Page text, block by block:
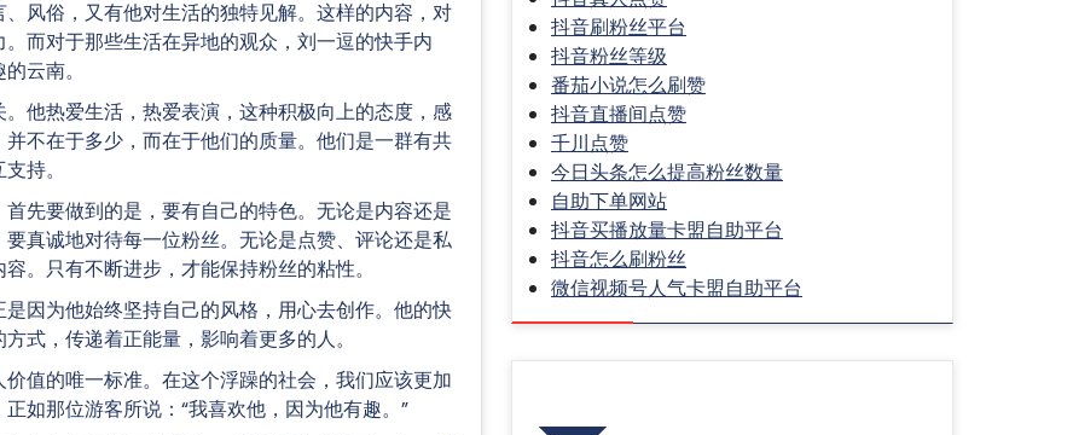
风俗，又有他对生活的独特见解。这样的内容，对
而对于那些生活在异地的观众，刘一逗的快手内
云南。
他热爱生活，热爱表演，这种积极向上的态度，感
不在于多少，而在于他们的质量。他们是一群有共
持。
先要做到的是，要有自己的特色。无论是内容还是
真诚地对待每一位粉丝。无论是点赞、评论还是私
。只有不断进步，才能保持粉丝的粘性。
因为他始终坚持自己的风格，用心去创作。他的快
式，传递着正能量，影响着更多的人。
值的唯一标准。在这个浮躁的社会，我们应该更加
如那位游客所说：“我喜欢他，因为他有趣。”
抖音刷粉丝平台
抖音粉丝等级
番茄小说怎么刷赞
抖音直播间点赞
千川点赞
今日头条怎么提高粉丝数量
自助下单网站
抖音买播放量卡盟自助平台
抖音怎么刷粉丝
微信视频号人气卡盟自助平台